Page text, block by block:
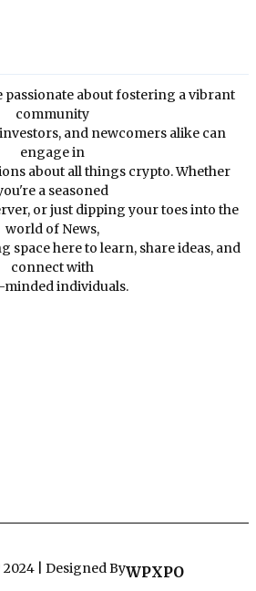
passionate about fostering a vibrant
community
and newcomers alike can
engage in
about all things crypto. Whether
a seasoned
or just dipping your toes into the
world of News,
space here to learn, share ideas, and
connect with
individuals.
| Designed ByWPXPO